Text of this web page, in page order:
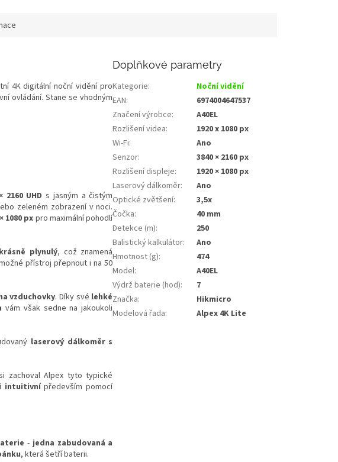
4K digitální noční vidění pro
ovládání. Stane se vhodným
UHD s jasným a čistým
zeleném zobrazení v noci.
1080 pxpro maximální pohodlí
krásně plynulý, což znamená
přístroj přepnout i na 50
vzduchovky. Díky své lehké
vám však sedne na jakoukoli
laserový dálkoměr s
zachoval Alpex tyto typické
intuitivnípředevším pomocí
-jedna zabudovaná a
, která šetří baterii.
Doplňkové parametry
Kategorie:
Noční vidění
EAN:
6974004647537
Značení výrobce:
A40EL
Rozlišení videa:
1920 x 1080 px
Wi-Fi:
Ano
Senzor:
3840 × 2160 px
Rozlišení displeje:
1920 × 1080 px
Laserový dálkoměr:
Ano
Optické zvětšení:
3,5x
Čočka:
40 mm
Detekce (m):
250
Balistický kalkulátor:
Ano
Hmotnost (g):
474
Model:
A40EL
Výdrž baterie (hod):
7
Značka:
Hikmicro
Modelová řada: Alpex 4K Lite